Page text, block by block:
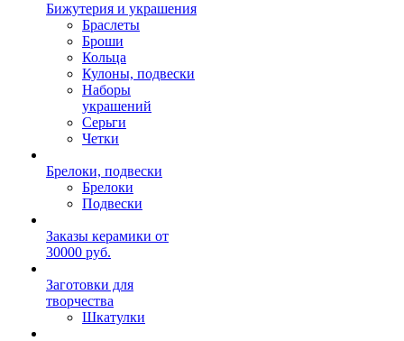
Бижутерия и украшения
Браслеты
Броши
Кольца
Кулоны, подвески
Наборы
украшений
Серьги
Четки
Брелоки, подвески
Брелоки
Подвески
Заказы керамики от
30000 руб.
Заготовки для
творчества
Шкатулки